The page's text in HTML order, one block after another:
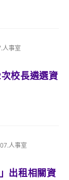
人事室
校長遴選資
07.人事室
出租相關資